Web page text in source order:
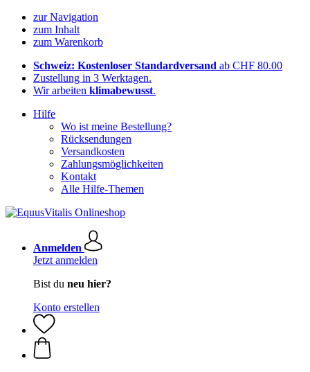
zur Navigation
zum Inhalt
zum Warenkorb
Schweiz: Kostenloser Standardversand ab CHF 80.00
Zustellung in 3 Werktagen.
Wir arbeiten klimabewusst.
Hilfe
Wo ist meine Bestellung?
Rücksendungen
Versandkosten
Zahlungsmöglichkeiten
Kontakt
Alle Hilfe-Themen
Anmelden
Jetzt anmelden
Bist du neu hier?
Konto erstellen